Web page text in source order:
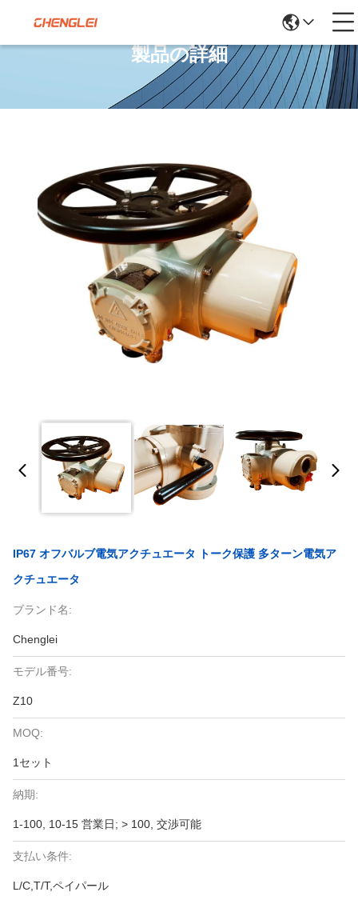
製品の詳細
IP67 オフバルブ電気アクチュエータ トーク保護 多ターン電気ア
クチュエータ
ブランド名:
Chenglei
モデル番号:
Z10
MOQ:
1セット
納期:
1-100, 10-15 営業日; > 100, 交渉可能
支払い条件:
L/C,T/T,ペイパール